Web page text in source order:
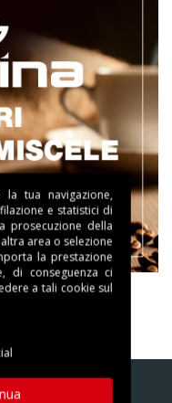
tua navigazione,
e statistici di
prosecuzione della
area o selezione
la prestazione
di conseguenza ci
a tali cookie sul